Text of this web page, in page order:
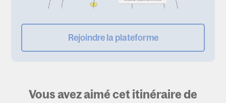
Rejoindre la plateforme
Vous avez aimé cet itinéraire de